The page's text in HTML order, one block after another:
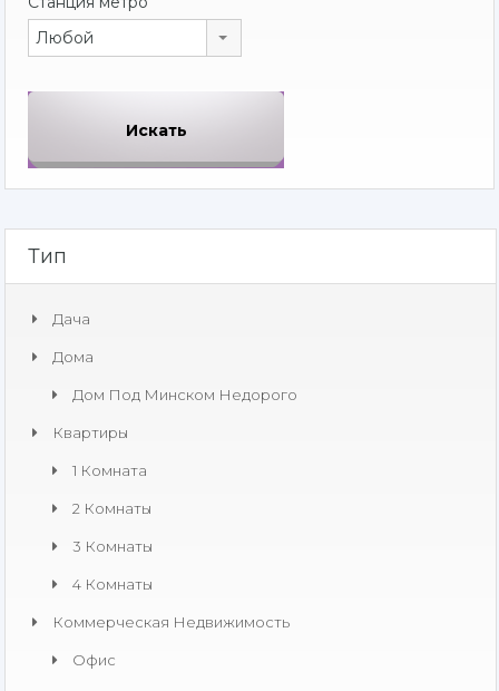
Любой
Тип
Дача
Дома
Дом Под Минском Недорого
Квартиры
1 Комната
2 Комнаты
3 Комнаты
4 Комнаты
Коммерческая Недвижимость​
Офис